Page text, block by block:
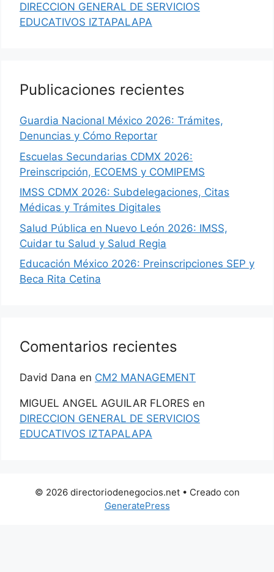
DIRECCION GENERAL DE SERVICIOS
EDUCATIVOS IZTAPALAPA
Publicaciones recientes
Guardia Nacional México 2026: Trámites,
Denuncias y Cómo Reportar
Escuelas Secundarias CDMX 2026:
Preinscripción, ECOEMS y COMIPEMS
IMSS CDMX 2026: Subdelegaciones, Citas
Médicas y Trámites Digitales
Salud Pública en Nuevo León 2026: IMSS,
Cuidar tu Salud y Salud Regia
Educación México 2026: Preinscripciones SEP y
Beca Rita Cetina
Comentarios recientes
David Dana en CM2 MANAGEMENT
MIGUEL ANGEL AGUILAR FLORES en
DIRECCION GENERAL DE SERVICIOS
EDUCATIVOS IZTAPALAPA
© 2026 directoriodenegocios.net• Creado con
GeneratePress